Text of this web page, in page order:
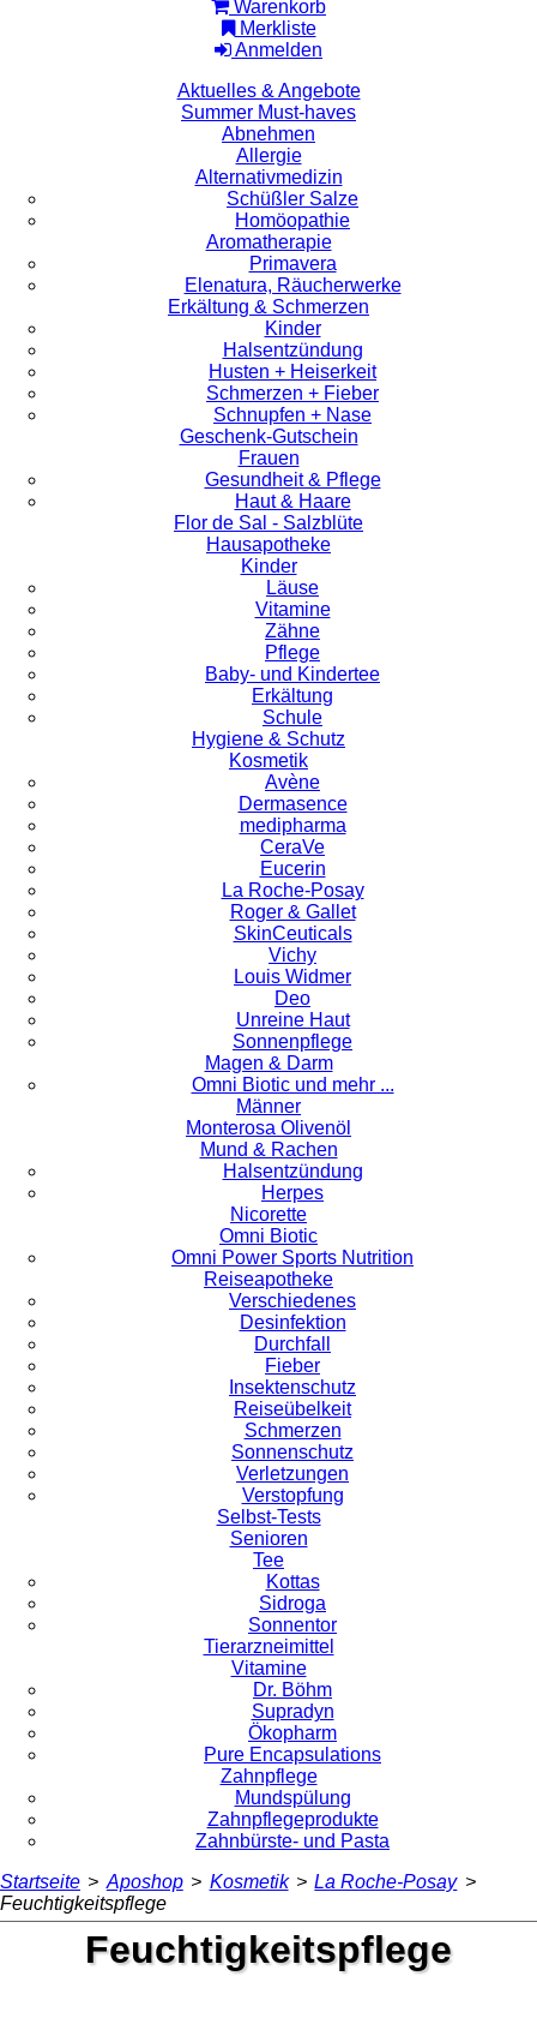
Warenkorb
Merkliste
Anmelden
Aktuelles & Angebote
Summer Must-haves
Abnehmen
Allergie
Alternativmedizin
Schüßler Salze
Homöopathie
Aromatherapie
Primavera
Elenatura, Räucherwerke
Erkältung & Schmerzen
Kinder
Halsentzündung
Husten + Heiserkeit
Schmerzen + Fieber
Schnupfen + Nase
Geschenk-Gutschein
Frauen
Gesundheit & Pflege
Haut & Haare
Flor de Sal - Salzblüte
Hausapotheke
Kinder
Läuse
Vitamine
Zähne
Pflege
Baby- und Kindertee
Erkältung
Schule
Hygiene & Schutz
Kosmetik
Avène
Dermasence
medipharma
CeraVe
Eucerin
La Roche-Posay
Roger & Gallet
SkinCeuticals
Vichy
Louis Widmer
Deo
Unreine Haut
Sonnenpflege
Magen & Darm
Omni Biotic und mehr ...
Männer
Monterosa Olivenöl
Mund & Rachen
Halsentzündung
Herpes
Nicorette
Omni Biotic
Omni Power Sports Nutrition
Reiseapotheke
Verschiedenes
Desinfektion
Durchfall
Fieber
Insektenschutz
Reiseübelkeit
Schmerzen
Sonnenschutz
Verletzungen
Verstopfung
Selbst-Tests
Senioren
Tee
Kottas
Sidroga
Sonnentor
Tierarzneimittel
Vitamine
Dr. Böhm
Supradyn
Ökopharm
Pure Encapsulations
Zahnpflege
Mundspülung
Zahnpflegeprodukte
Zahnbürste- und Pasta
Startseite > Aposhop > Kosmetik > La Roche-Posay >
Feuchtigkeitspflege
Feuchtigkeitspflege